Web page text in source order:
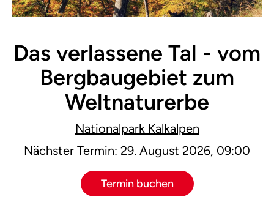
Das verlassene Tal - vom
Bergbaugebiet zum
Weltnaturerbe
Nationalpark Kalkalpen
Nächster Termin: 29. August 2026, 09:00
Termin buchen